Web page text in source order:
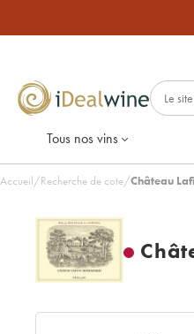
Tous nos vins
Accueil/Recherche de cote/Château